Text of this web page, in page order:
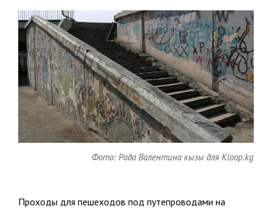
Фото: Рада Валентина кызы для Kloop.kg
Проходы для пешеходов под путепроводами на